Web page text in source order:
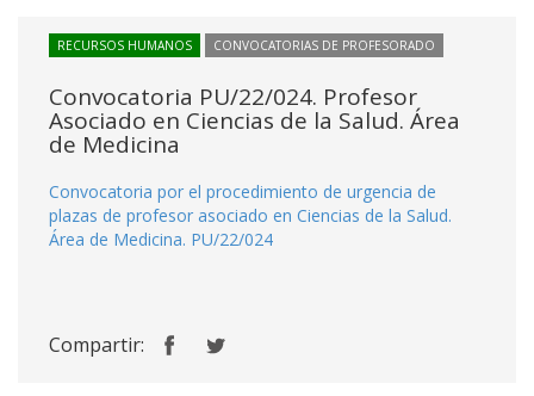
RECURSOS HUMANOS CONVOCATORIAS DE PROFESORADO
Convocatoria PU/22/024. Profesor
Asociado en Ciencias de la Salud. Área
de Medicina
Convocatoria por el procedimiento de urgencia de
plazas de profesor asociado en Ciencias de la Salud.
Área de Medicina. PU/22/024
Compartir: